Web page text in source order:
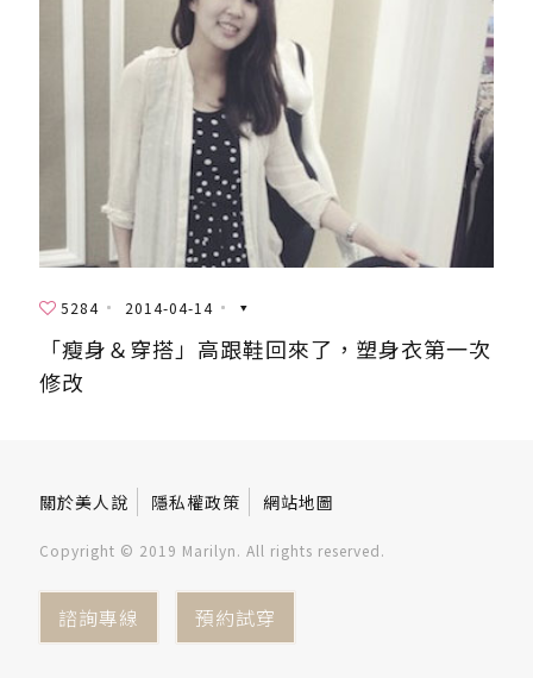
5284 2014-04-14
「瘦身＆穿搭」高跟鞋回來了，塑身衣第一次
修改
關於美人說 隱私權政策 網站地圖
Copyright © 2019 Marilyn. All rights reserved.
諮詢專線 預約試穿